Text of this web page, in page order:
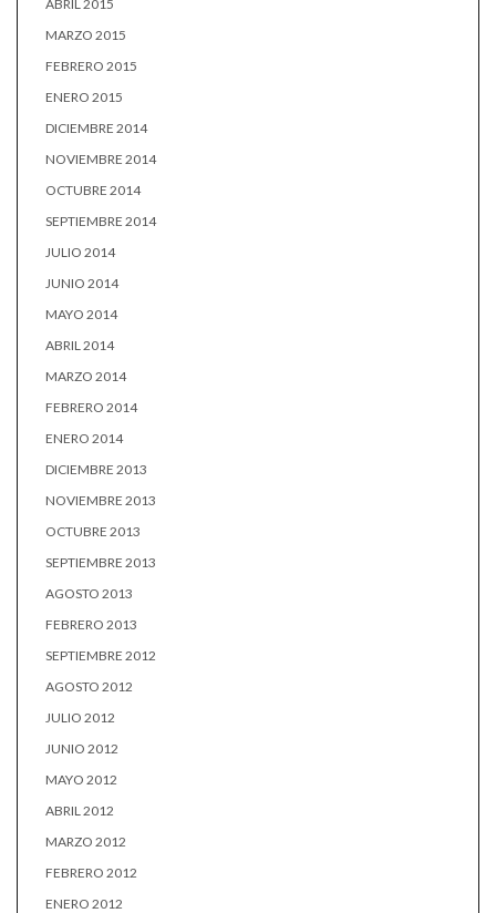
ABRIL 2015
MARZO 2015
FEBRERO 2015
ENERO 2015
DICIEMBRE 2014
NOVIEMBRE 2014
OCTUBRE 2014
SEPTIEMBRE 2014
JULIO 2014
JUNIO 2014
MAYO 2014
ABRIL 2014
MARZO 2014
FEBRERO 2014
ENERO 2014
DICIEMBRE 2013
NOVIEMBRE 2013
OCTUBRE 2013
SEPTIEMBRE 2013
AGOSTO 2013
FEBRERO 2013
SEPTIEMBRE 2012
AGOSTO 2012
JULIO 2012
JUNIO 2012
MAYO 2012
ABRIL 2012
MARZO 2012
FEBRERO 2012
ENERO 2012